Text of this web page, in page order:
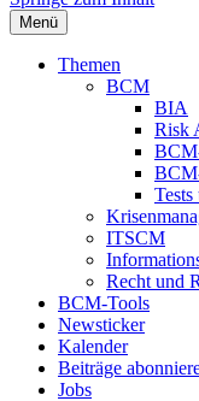
Menü
Themen
BCM
BIA
Risk
ITSCM
Recht und
BCM-Tools
Newsticker
Kalender
Beiträge
Jobs